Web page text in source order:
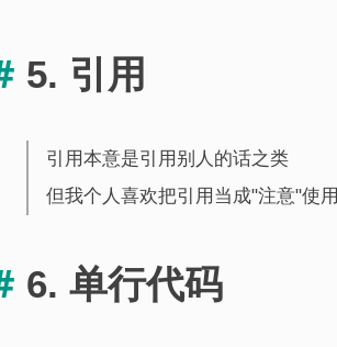
5. 引用
引用本意是引用别人的话之类
但我个人喜欢把引用当成"注意"使用
6. 单行代码